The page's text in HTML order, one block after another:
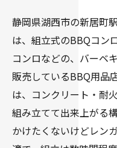
静岡県湖西市の新居町
は、組立式のBBQコン
コンロなどの、バーベ
販売しているBBQ用品
は、コンクリート・耐
組み立てて出来上がる
かけたくないけどレン